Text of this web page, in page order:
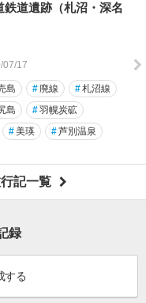
道遺跡（札沼・深名
07/17
島 # 廃線 #札沼線
島 #羽幌炭砿
#美瑛 #芦別温泉
記一覧
録
する